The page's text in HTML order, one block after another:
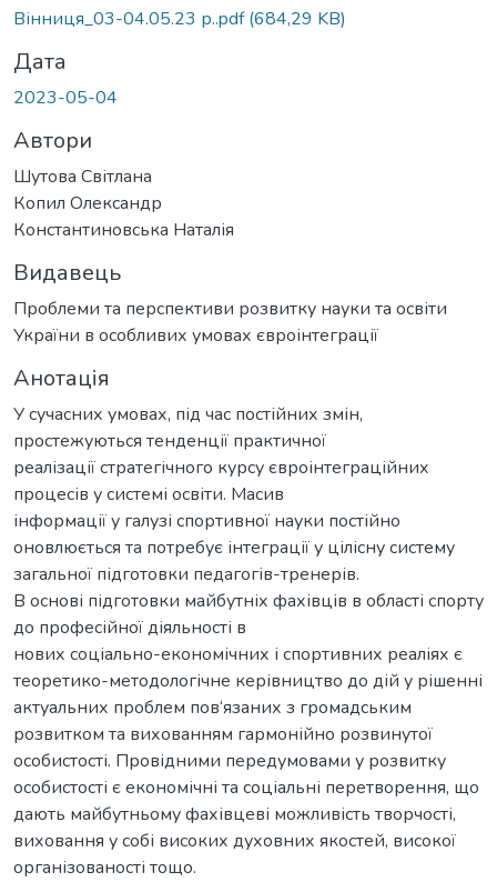
Вінниця_03-04.05.23 р..pdf(684,29 KB)
Дата
2023-05-04
Автори
Шутова Світлана
Копил Олександр
Константиновська Наталія
Видавець
Проблеми та перспективи розвитку науки та освіти
України в особливих умовах євроінтеграції
Анотація
У сучасних умовах, під час постійних змін,
простежуються тенденції практичної
реалізації стратегічного курсу євроінтеграційних
процесів у системі освіти. Масив
інформації у галузі спортивної науки постійно
оновлюється та потребує інтеграції у цілісну систему
загальної підготовки педагогів-тренерів.
В основі підготовки майбутніх фахівців в області спорту
до професійної діяльності в
нових соціально-економічних і спортивних реаліях є
теоретико-методологічне керівництво до дій у рішенні
актуальних проблем пов‘язаних з громадським
розвитком та вихованням гармонійно розвинутої
особистості. Провідними передумовами у розвитку
особистості є економічні та соціальні перетворення, що
дають майбутньому фахівцеві можливість творчості,
виховання у собі високих духовних якостей, високої
організованості тощо.